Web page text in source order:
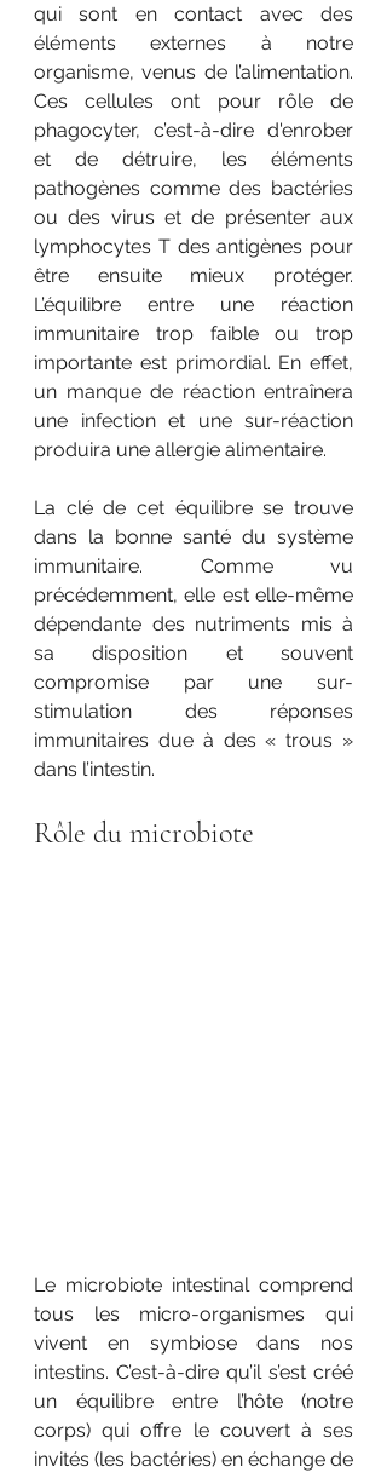
qui sont en contact avec des
éléments externes à notre
organisme, venus de l’alimentation.
Ces cellules ont pour rôle de
phagocyter, c’est-à-dire d'enrober
et de détruire, les éléments
pathogènes comme des bactéries
ou des virus et de présenter aux
lymphocytes T des antigènes pour
être ensuite mieux protéger.
L’équilibre entre une réaction
immunitaire trop faible ou trop
importante est primordial. En effet,
un manque de réaction entraînera
une infection et une sur-réaction
produira une allergie alimentaire.
La clé de cet équilibre se trouve
dans la bonne santé du système
immunitaire. Comme vu
précédemment, elle est elle-même
dépendante des nutriments mis à
sa disposition et souvent
compromise par une sur-
stimulation des réponses
immunitaires due à des « trous »
dans l’intestin.
Rôle du microbiote
Le microbiote intestinal comprend
tous les micro-organismes qui
vivent en symbiose dans nos
intestins. C’est-à-dire qu’il s’est créé
un équilibre entre l’hôte (notre
corps) qui offre le couvert à ses
invités (les bactéries) en échange de